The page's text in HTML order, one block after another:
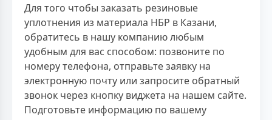
Для того чтобы заказать резиновые
уплотнения из материала НБР в Казани,
обратитесь в нашу компанию любым
удобным для вас способом: позвоните по
номеру телефона, отправьте заявку на
электронную почту или запросите обратный
звонок через кнопку виджета на нашем сайте.
Подготовьте информацию по вашему